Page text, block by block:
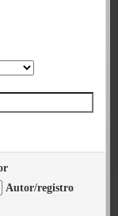
Autor/registro